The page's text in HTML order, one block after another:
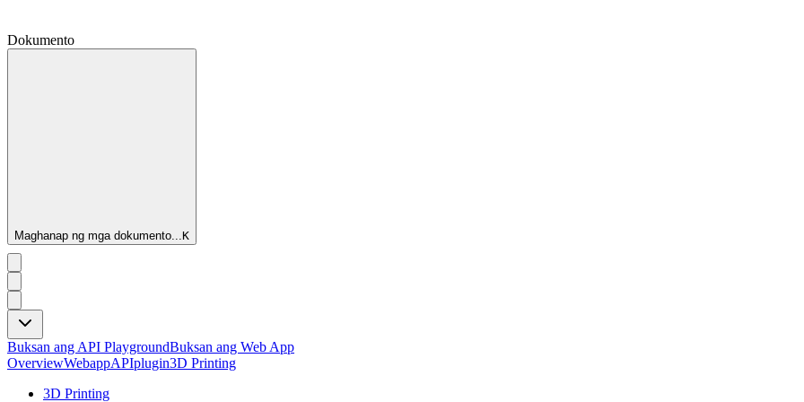
Dokumento
Maghanap ng mga dokumento...K
Buksan ang API PlaygroundBuksan ang Web App
OverviewWebappAPIplugin3D Printing
3D Printing